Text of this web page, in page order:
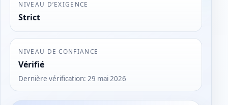
NIVEAU D’EXIGENCE
Strict
NIVEAU DE CONFIANCE
Vérifié
Dernière vérification:29 mai 2026